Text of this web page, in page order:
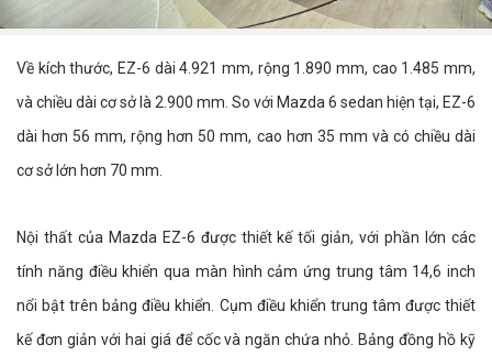
Về kích thước, EZ-6 dài 4.921 mm, rộng 1.890 mm, cao 1.485 mm,
và chiều dài cơ sở là 2.900 mm. So với Mazda 6 sedan hiện tại, EZ-6
dài hơn 56 mm, rộng hơn 50 mm, cao hơn 35 mm và có chiều dài
cơ sở lớn hơn 70 mm.
Nội thất của Mazda EZ-6 được thiết kế tối giản, với phần lớn các
tính năng điều khiển qua màn hình cảm ứng trung tâm 14,6 inch
nổi bật trên bảng điều khiển. Cụm điều khiển trung tâm được thiết
kế đơn giản với hai giá để cốc và ngăn chứa nhỏ. Bảng đồng hồ kỹ